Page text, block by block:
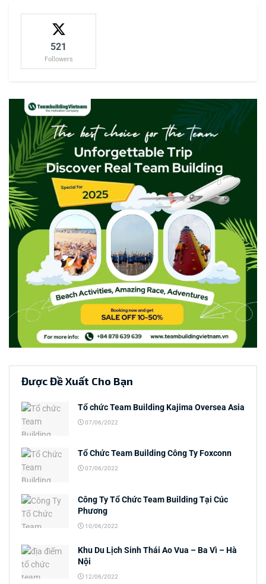
521
Followers
Được Đề Xuất Cho Bạn
Tổ chức Team Building Kajima Oversea Asia
07/06/2022
Tổ Chức Team Building Công Ty Foxconn
07/06/2022
Công Ty Tổ Chức Team Building Tại Cúc
Phương
10/06/2022
Khu Du Lịch Sinh Thái Ao Vua – Ba Vì – Hà
Nội
12/06/2022